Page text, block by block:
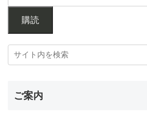
購読
ご案内